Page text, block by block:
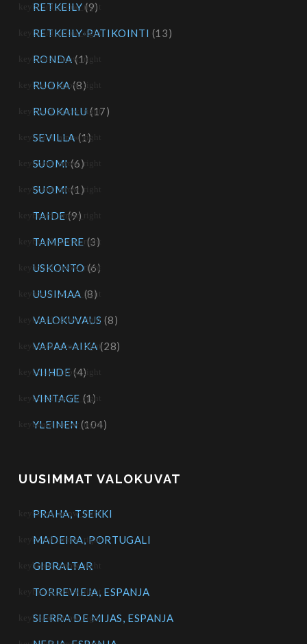
RETKEILY (9)
RETKEILY-PATIKOINTI (13)
RONDA (1)
RUOKA (8)
RUOKAILU (17)
SEVILLA (1)
SUOMI (6)
SUOMI (1)
TAIDE (9)
TAMPERE (3)
USKONTO (6)
UUSIMAA (8)
VALOKUVAUS (8)
VAPAA-AIKA (28)
VIIHDE (4)
VINTAGE (1)
YLEINEN (104)
UUSIMMAT VALOKUVAT
PRAHA, TSEKKI
MADEIRA, PORTUGALI
GIBRALTAR
TORREVIEJA, ESPANJA
SIERRA DE MIJAS, ESPANJA